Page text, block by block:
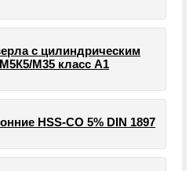
с цилиндрическим
М35 класс А1
HSS-CO 5% DIN 1897